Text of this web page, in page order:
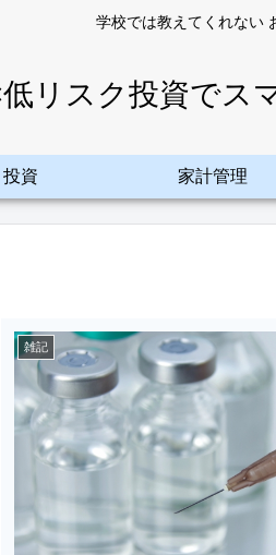
学校では教えてくれない
リスク投資でス
投資 家計管理
雑記